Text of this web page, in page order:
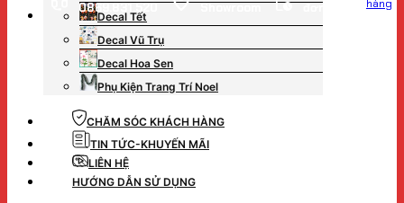
0869.831.520
Showroom
đơn hàng
hàng
Decal Tết
Decal Vũ Trụ
Decal Hoa Sen
Phụ Kiện Trang Trí Noel
CHĂM SÓC KHÁCH HÀNG
TIN TỨC-KHUYẾN MÃI
LIÊN HỆ
HƯỚNG DẪN SỬ DỤNG